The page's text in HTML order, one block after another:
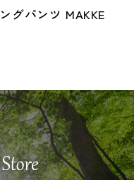
グパンツ MAKKE